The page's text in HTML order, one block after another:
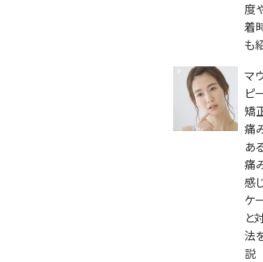
度
着
も
マ
ピ
矯
痛
あ
痛
感
ケ
と
法
説